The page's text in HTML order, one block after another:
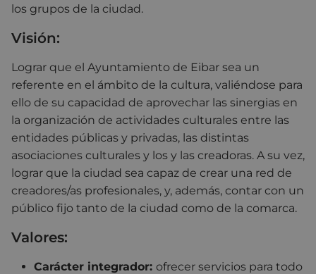
los grupos de la ciudad.
Visión:
Lograr que el Ayuntamiento de Eibar sea un
referente en el ámbito de la cultura, valiéndose para
ello de su capacidad de aprovechar las sinergias en
la organización de actividades culturales entre las
entidades públicas y privadas, las distintas
asociaciones culturales y los y las creadoras. A su vez,
lograr que la ciudad sea capaz de crear una red de
creadores/as profesionales, y, además, contar con un
público fijo tanto de la ciudad como de la comarca.
Valores:
Carácter integrador: ofrecer servicios para todo